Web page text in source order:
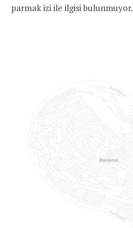
parmak izi ile ilgisi bulunmuyor.